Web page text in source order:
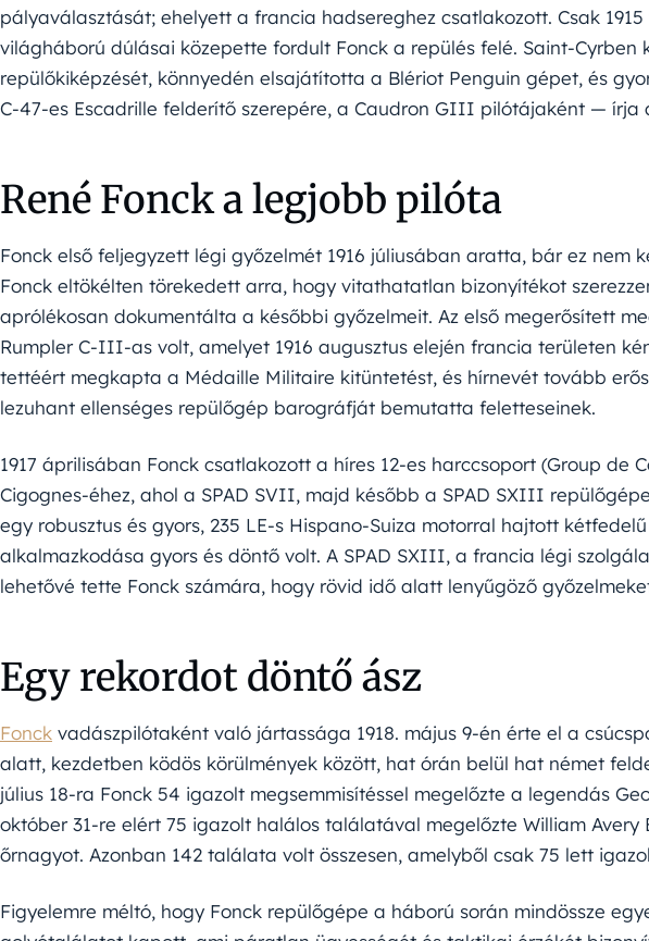
pályaválasztását; ehelyett a francia hadsereghez csatlakozott. Csak
világháború dúlásai közepette fordult Fonck a repülés felé. Saint-Cyrben
repülőkiképzését, könnyedén elsajátította a Blériot Penguin gépet, és
C-47-es Escadrille felderítő szerepére, a Caudron GIII pilótájaként — írja
René Fonck a legjobb pilóta
Fonck első feljegyzett légi győzelmét 1916 júliusában aratta, bár ez nem
Fonck eltökélten törekedett arra, hogy vitathatatlan bizonyítékot
aprólékosan dokumentálta a későbbi győzelmeit. Az első megerősített
Rumpler C-III-as volt, amelyet 1916 augusztus elején francia területen
tettéért megkapta a Médaille Militaire kitüntetést, és hírnevét tovább
lezuhant ellenséges repülőgép barográfját bemutatta feletteseinek.
1917 áprilisában Fonck csatlakozott a híres 12-es harccsoport (Group de
Cigognes-éhez, ahol a SPAD SVII, majd később a SPAD SXIII
egy robusztus és gyors, 235 LE-s Hispano-Suiza motorral hajtott
alkalmazkodása gyors és döntő volt. A SPAD SXIII, a francia légi
lehetővé tette Fonck számára, hogy rövid idő alatt lenyűgöző
Egy rekordot döntő ász
Fonck vadászpilótaként való jártassága 1918. május 9-én érte el a
alatt, kezdetben ködös körülmények között, hat órán belül hat német
július 18-ra Fonck 54 igazolt megsemmisítéssel megelőzte a legendás
október 31-re elért 75 igazolt halálos találatával megelőzte William Avery
őrnagyot. Azonban 142 találata volt összesen, amelyből csak 75 lett
Figyelemre méltó, hogy Fonck repülőgépe a háború során mindössze